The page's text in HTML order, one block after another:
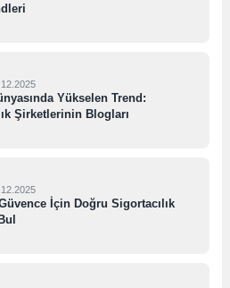
Yükselen Trend:
Şirketlerinin Blogları
İçin Doğru Sigortacılık